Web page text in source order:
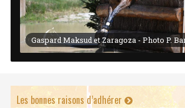
Gaspard Maksud et Zaragoza - Photo P.
Les bonnes raisons d’adhérer